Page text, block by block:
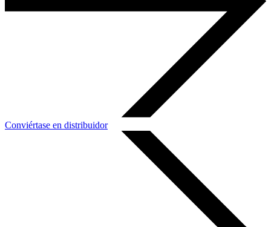
Conviértase en distribuidor